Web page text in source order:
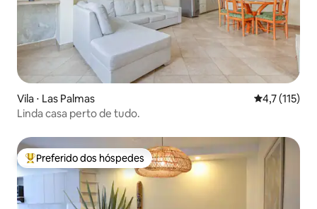
Vila ⋅ Las Palmas 4,7 de uma
4,7 (115)
Linda casa perto de tudo.
Entre os melhores preferidos dos hóspedes
Preferido dos hóspedes